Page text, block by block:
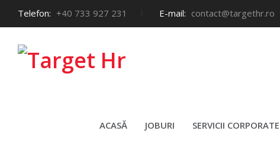
Telefon: +40 733 927 231 E-mail: contact@targethr.ro
ACASĂ JOBURI SERVICII CORPORATE